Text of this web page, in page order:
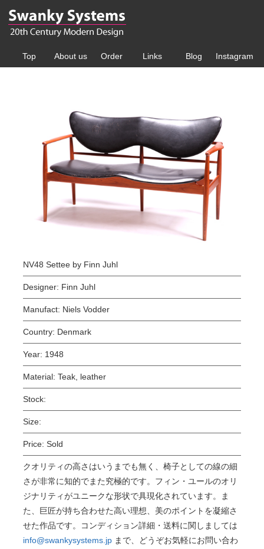
Top About us Order Links Blog Instagram
NV48 Settee by Finn Juhl
Designer: Finn Juhl
Manufact: Niels Vodder
Country: Denmark
Year: 1948
Material: Teak, leather
Stock:
Size:
Price: Sold
クオリティの高さはいうまでも無く、椅子としての線の細
さが非常に知的でまた究極的です。フィン・ユールのオリ
ジナリティがユニークな形状で具現化されています。ま
た、巨匠が持ち合わせた高い理想、美のポイントを凝縮さ
せた作品です。コンディション詳細・送料に関しましては
info@swankysystems.jp まで、どうぞお気軽にお問い合わ